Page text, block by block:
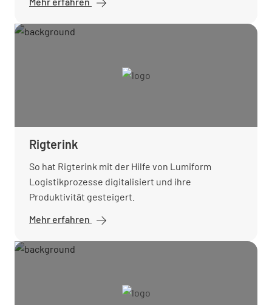
Rigterink
So hat Rigterink mit der Hilfe von Lumiform
Logistikprozesse digitalisiert und ihre
Produktivität gesteigert.
Mehr erfahren